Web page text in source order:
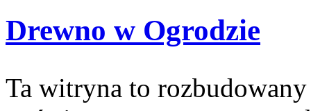
Drewno w Ogrodzie
Ta witryna to